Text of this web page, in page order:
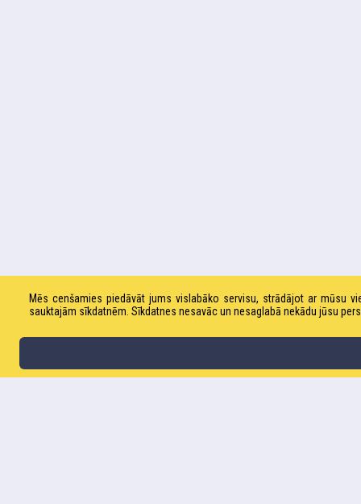
Mēs cenšamies piedāvāt jums vislabāko servisu, strādājot ar mūsu
sauktajām sīkdatnēm. Sīkdatnes nesavāc un nesaglabā nekādu jūsu